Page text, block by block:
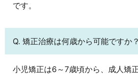
です。
Q. 矯正治療は何歳から可能ですか？
小児矯正は6～7歳頃から、成人矯